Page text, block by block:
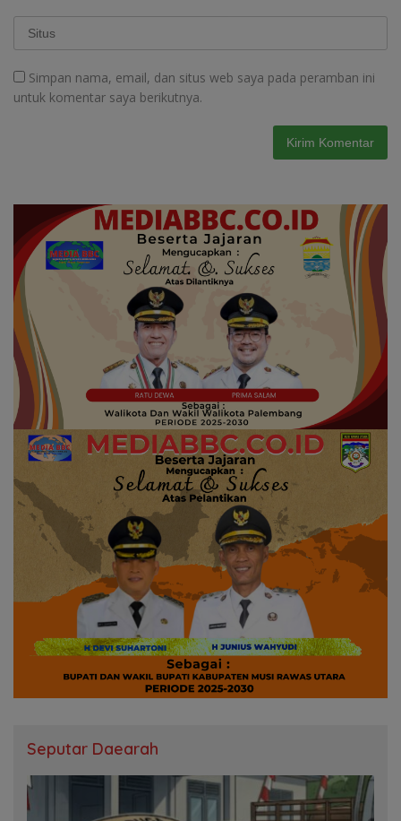
Simpan nama, email, dan situs web saya pada peramban ini
untuk komentar saya berikutnya.
Seputar Daearah